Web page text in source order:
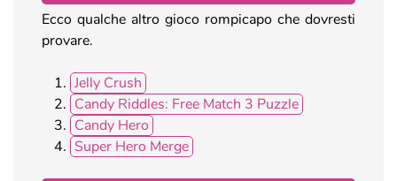
Ecco qualche altro gioco rompicapo che dovresti
provare.
Jelly Crush
Candy Riddles: Free Match 3 Puzzle
Candy Hero
Super Hero Merge